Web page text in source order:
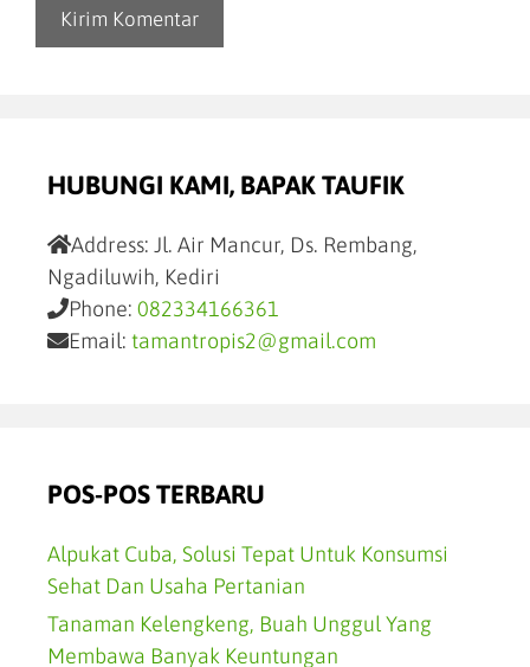
HUBUNGI KAMI, BAPAK TAUFIK
Address: Jl. Air Mancur, Ds. Rembang,
Ngadiluwih, Kediri
Phone: 082334166361
Email: tamantropis2@gmail.com
POS-POS TERBARU
Alpukat Cuba, Solusi Tepat Untuk Konsumsi
Sehat Dan Usaha Pertanian
Tanaman Kelengkeng, Buah Unggul Yang
Membawa Banyak Keuntungan